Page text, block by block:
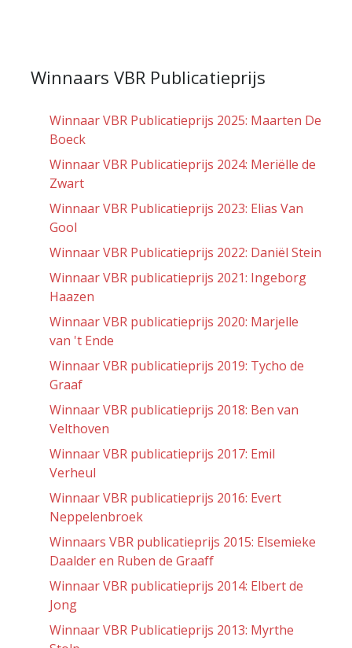
Winnaars VBR Publicatieprijs
Winnaar VBR Publicatieprijs 2025: Maarten De
Boeck
Winnaar VBR Publicatieprijs 2024: Meriëlle de
Zwart
Winnaar VBR Publicatieprijs 2023: Elias Van
Gool
Winnaar VBR Publicatieprijs 2022: Daniël Stein
Winnaar VBR publicatieprijs 2021: Ingeborg
Haazen
Winnaar VBR publicatieprijs 2020: Marjelle
van 't Ende
Winnaar VBR publicatieprijs 2019: Tycho de
Graaf
Winnaar VBR publicatieprijs 2018: Ben van
Velthoven
Winnaar VBR publicatieprijs 2017: Emil
Verheul
Winnaar VBR publicatieprijs 2016: Evert
Neppelenbroek
Winnaars VBR publicatieprijs 2015: Elsemieke
Daalder en Ruben de Graaff
Winnaar VBR publicatieprijs 2014: Elbert de
Jong
Winnaar VBR Publicatieprijs 2013: Myrthe